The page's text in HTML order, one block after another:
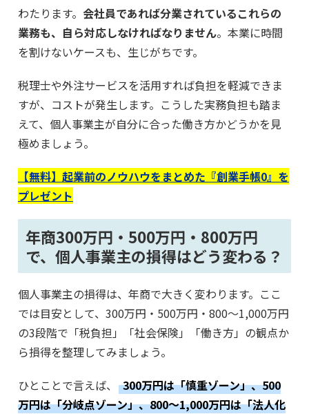
わたります。 会社員であれば分業されているこれらの
業務も、自ら対応しなければなりません。本業に時間
を割けないケースも、生じがちです。
税理士や外注サービスを活用すれば負担を軽減できま
すが、コストが発生します。こうした実務負担も踏ま
えて、個人事業主が自分に合った働き方かどうかを見
極めましょう。
【無料】起業前のノウハウをまとめた『創業手帳0』を
プレゼント
年商300万円・500万円・800万円
で、個人事業主の損得はどう変わる？
個人事業主の損得は、年商で大きく変わります。ここ
では目安として、300万円・500万円・800～1,000万円
の3段階で「税負担」「社会保険」「働き方」の観点か
ら損得を整理してみましょう。
ひとことで言えば、
300万円は「慎重ゾーン」、500
万円は「分岐点ゾーン」、800～1,000万円は「法人化